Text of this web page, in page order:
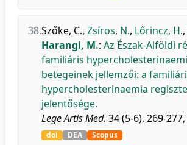
38.Szőke, C., Zsíros, N., Lőrincz, H.,
Harangi, M.: Az Észak-Alföldi
familiáris
betegeinek jellemzői: a
hypercholesterinaemia
jelentősége.
Lege Artis Med. 34 (5-6), 269-
doi DEA Scopus